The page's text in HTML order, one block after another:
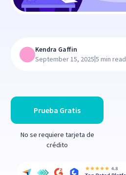
Prueba Gratis
No se requiere tarjeta de
crédito
Kendra Gaffin
September 15, 2025|5 min read